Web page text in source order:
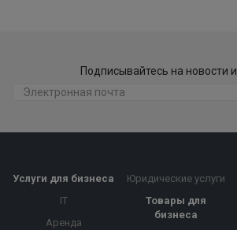
Подписывайтесь на новости
Услуги для бизнеса
IT
Аренда
Юридические услуги
Товары для
бизнеса